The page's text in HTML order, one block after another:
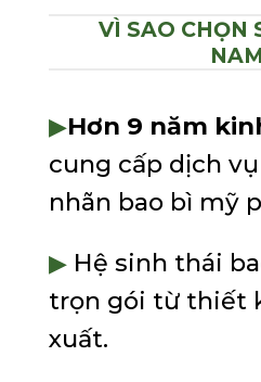
VÌ SAO CHỌN
▶Hơn 9 năm
cung cấp dịch
nhãn bao bì mỹ
▶ Hệ sinh thái
trọn gói từ thiết
xuất.